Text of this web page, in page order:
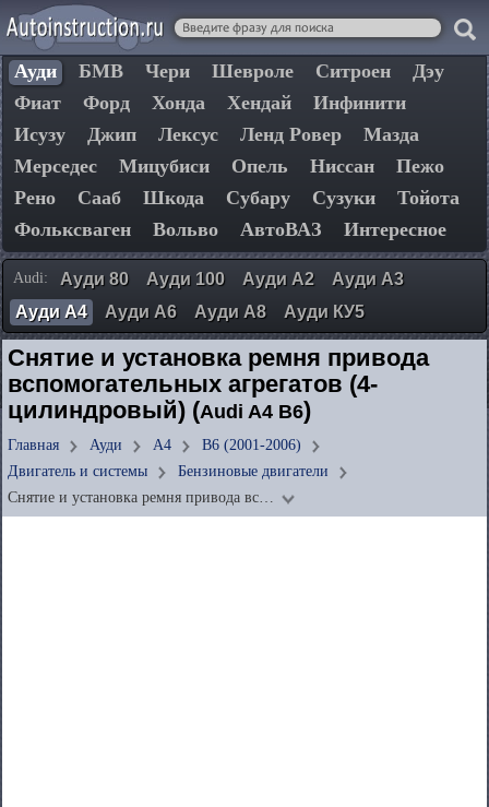
Ауди БМВ Чери Шевроле Ситроен
Дэу
Фиат
Форд Хонда Хендай
Инфинити
Исузу
Джип Лексус Ленд Ровер
Мазда
Мерседес
Мицубиси Опель Ниссан
Пежо
Рено
Сааб Шкода Субару Сузуки
Тойота
Фольксваген
Вольво АвтоВАЗ Интересное
Audi: Ауди 80 Ауди 100 Ауди А2
Ауди А3
Ауди А4
Ауди А6 Ауди А8 Ауди КУ5
Снятие и установка ремня привода
вспомогательных агрегатов (4-
цилиндровый) (Audi A4 B6)
Главная Ауди А4
B6 (2001-2006)
Двигатель и системы
Бензиновые двигатели
Снятие и установка ремня привода вс…